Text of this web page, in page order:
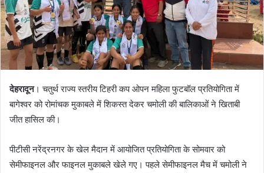
a
i
l
देहरादून। चतुर्थ राज्य स्तरीय टिहरी कप ओपन महिला फुटबॉल प्रतियोगिता में
बागेश्वर को रोमांचक मुकाबले में शिकस्त देकर चमोली की बालिकाओं ने खिताबी
जीत हासिल की।
पीटीसी नरेंद्रनगर के खेल मैदान में आयोजित प्रतियोगिता के सोमवार को
सेमीफाइनल और फाइनल मुकाबले खेले गए। पहले सेमीफाइनल मैच में चमोली ने